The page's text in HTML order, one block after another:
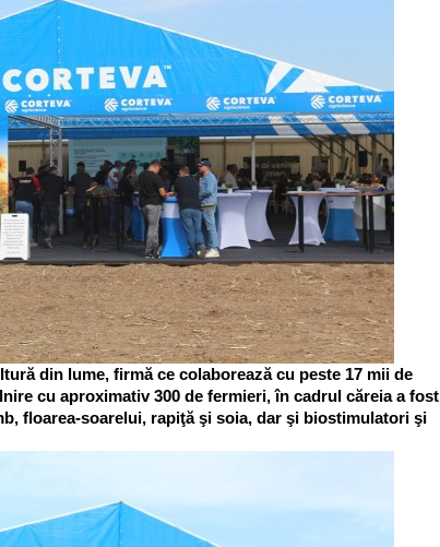
din lume, firmă ce colaborează cu peste 17 mii de
cu aproximativ 300 de fermieri, în cadrul căreia a fost
floarea-soarelui, rapiţă şi soia, dar şi biostimulatori şi